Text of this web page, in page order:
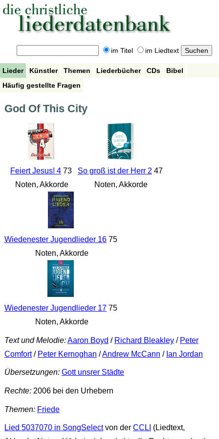
im Titel im Liedtext
Lieder Künstler Themen Liederbücher CDs
Bibel
Häufig gestellte Fragen
God Of This City
Feiert Jesus! 473
Noten, Akkorde
So groß ist der Herr 2 47
Noten, Akkorde
Wiedenester Jugendlieder 1675
Noten, Akkorde
Wiedenester Jugendlieder 1775
Noten, Akkorde
Text und Melodie:Aaron Boyd / Richard Bleakley/ Peter
Comfort/ Peter Kernoghan /Andrew McCann / Ian Jordan
Übersetzungen: Gott unsrer Städte
Rechte:2006 bei den Urhebern
Themen: Friede
Lied 5037070 in SongSelectvon der CCLI (Liedtext,